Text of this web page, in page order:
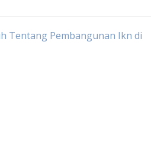
Tentang Pembangunan Ikn di